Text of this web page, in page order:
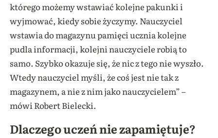
którego możemy wstawiać kolejne pakunki i
wyjmować, kiedy sobie życzymy. Nauczyciel
wstawia do magazynu pamięci ucznia kolejne
pudla informacji, kolejni nauczyciele robią to
samo. Szybko okazuje się, że nic z tego nie wyszło.
Wtedy nauczyciel myśli, że coś jest nie tak z
magazynem, a nie z nim jako nauczycielem” –
mówi Robert Bielecki.
Dlaczego uczeń nie zapamiętuje?